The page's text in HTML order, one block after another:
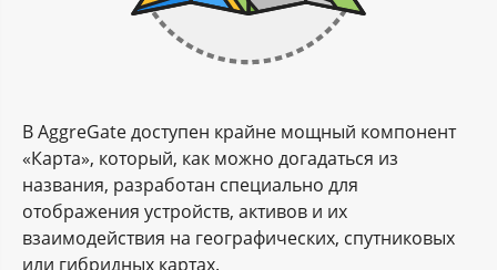
В AggreGate доступен крайне мощный компонент
«Карта», который, как можно догадаться из
названия, разработан специально для
отображения устройств, активов и их
взаимодействия на географических, спутниковых
или гибридных картах.